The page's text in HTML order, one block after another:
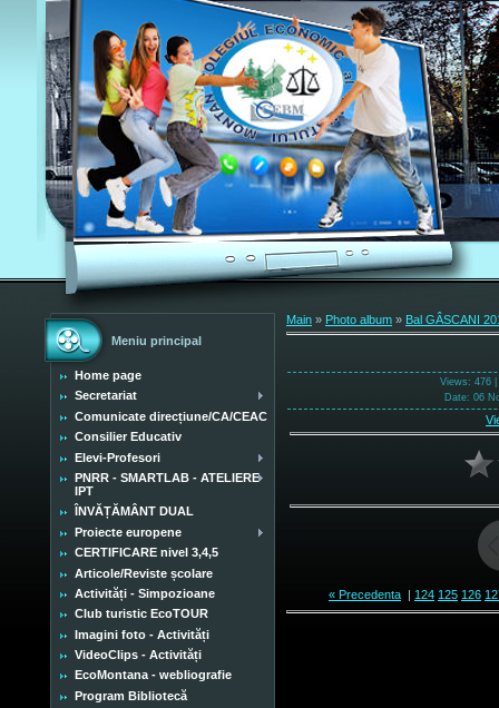
Meniu principal
Home page
Secretariat
Comunicate direcțiune/CA/CEAC
Consilier Educativ
Elevi-Profesori
PNRR - SMARTLAB - ATELIERE
IPT
ÎNVĂȚĂMÂNT DUAL
Proiecte europene
CERTIFICARE nivel 3,4,5
Articole/Reviste școlare
Activități - Simpozioane
Club turistic EcoTOUR
Imagini foto - Activități
VideoClips - Activități
EcoMontana - webliografie
Program Bibliotecă
Main » Photo album » Bal GÂSCANI
Views: 476 |
Date: 06
« Precedenta | 124 125 126